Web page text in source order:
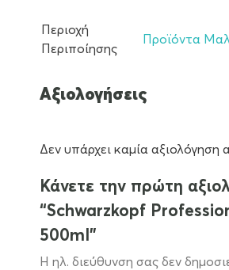
Περιοχή
Περιποίησης
Προϊόντα
Αξιολογήσεις
Δεν υπάρχει καμία αξιολόγηση
Κάνετε την πρώτη
“Schwarzkopf
500ml”
Η ηλ. διεύθυνση σας δεν